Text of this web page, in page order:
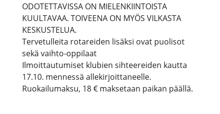
ODOTETTAVISSA ON MIELENKIINTOISTA
KUULTAVAA. TOIVEENA ON MYÖS VILKASTA
KESKUSTELUA.
Tervetulleita rotareiden lisäksi ovat puolisot
sekä vaihto-oppilaat
Ilmoittautumiset klubien sihteereiden kautta
17.10. mennessä allekirjoittaneelle.
Ruokailumaksu, 18 € maksetaan paikan päällä.